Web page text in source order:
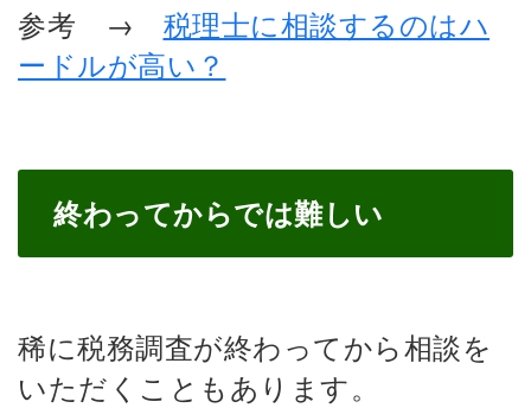
参考 → 税理士に相談するのはハ
ードルが高い？
終わってからでは難しい
稀に税務調査が終わってから相談を
いただくこともあります。